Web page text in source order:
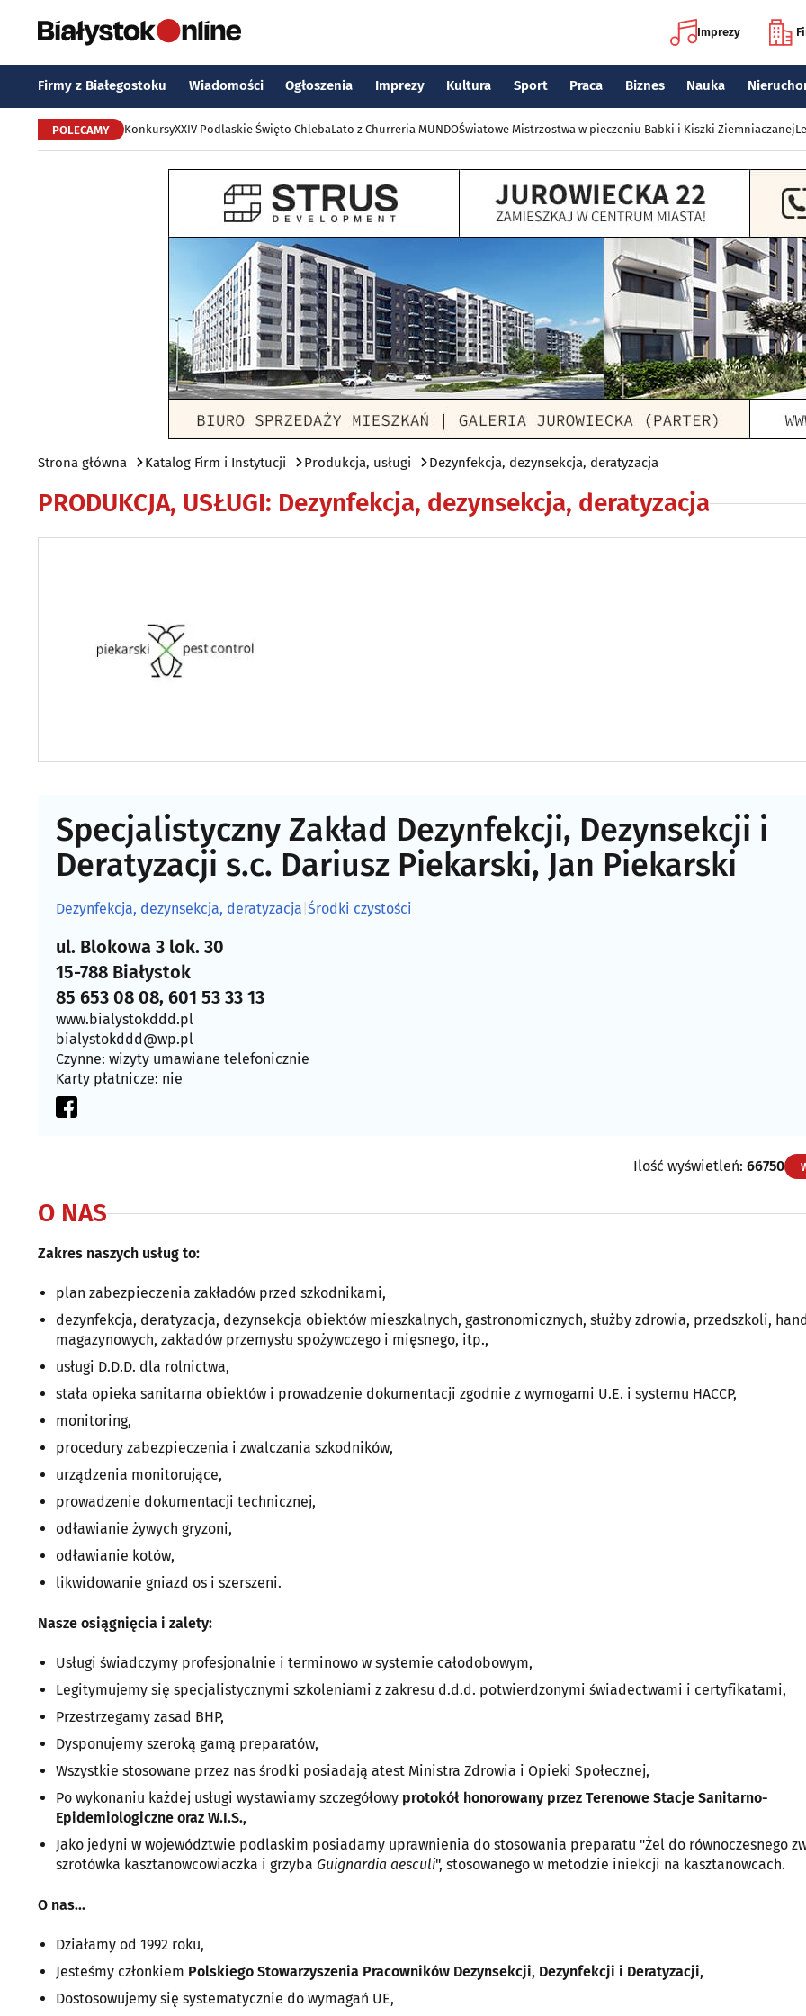
Imprezy
Firmy z Białegostoku Wiadomości Ogłoszenia Imprezy Kultura Sport Praca Biznes Nauka
POLECAMY KonkursyXXIV Podlaskie Święto ChlebaLato z Churreria MUNDOŚwiatowe Mistrzostwa w pieczeniu Babki i Kiszki Ziemniaczanej
Strona główna Katalog Firm i Instytucji Produkcja, usługi Dezynfekcja, dezynsekcja, deratyzacja
PRODUKCJA, USŁUGI: Dezynfekcja, dezynsekcja, deratyzacja
Specjalistyczny Zakład Dezynfekcji, Dezynsekcji i
Deratyzacji s.c. Dariusz Piekarski, Jan Piekarski
Dezynfekcja, dezynsekcja, deratyzacja Środki czystości
ul. Blokowa 3 lok. 30
15-788 Białystok
85 653 08 08, 601 53 33 13
www.bialystokddd.pl
bialystokddd@wp.pl
Czynne: wizyty umawiane telefonicznie
Karty płatnicze: nie
Ilość wyświetleń: 66750
O NAS
Zakres naszych usług to:
plan zabezpieczenia zakładów przed szkodnikami,
dezynfekcja, deratyzacja, dezynsekcja obiektów mieszkalnych, gastronomicznych, służby zdrowia, przedszkoli,
magazynowych, zakładów przemysłu spożywczego i mięsnego, itp.,
usługi D.D.D. dla rolnictwa,
stała opieka sanitarna obiektów i prowadzenie dokumentacji zgodnie z wymogami U.E. i systemu HACCP,
monitoring,
procedury zabezpieczenia i zwalczania szkodników,
urządzenia monitorujące,
prowadzenie dokumentacji technicznej,
odławianie żywych gryzoni,
odławianie kotów,
likwidowanie gniazd os i szerszeni.
Nasze osiągnięcia i zalety:
Usługi świadczymy profesjonalnie i terminowo w systemie całodobowym,
Legitymujemy się specjalistycznymi szkoleniami z zakresu d.d.d. potwierdzonymi świadectwami i certyfikatami,
Przestrzegamy zasad BHP,
Dysponujemy szeroką gamą preparatów,
Wszystkie stosowane przez nas środki posiadają atest Ministra Zdrowia i Opieki Społecznej,
Po wykonaniu każdej usługi wystawiamy szczegółowy protokół honorowany przez Terenowe Stacje Sanitarno-
Epidemiologiczne oraz W.I.S.,
Jako jedyni w województwie podlaskim posiadamy uprawnienia do stosowania preparatu "Żel do równoczesnego
szrotówka kasztanowcowiaczka i grzyba Guignardia aesculi", stosowanego w metodzie iniekcji na kasztanowcach.
O nas...
Działamy od 1992 roku,
Jesteśmy członkiem Polskiego Stowarzyszenia Pracowników Dezynsekcji, Dezynfekcji i Deratyzacji,
Dostosowujemy się systematycznie do wymagań UE,